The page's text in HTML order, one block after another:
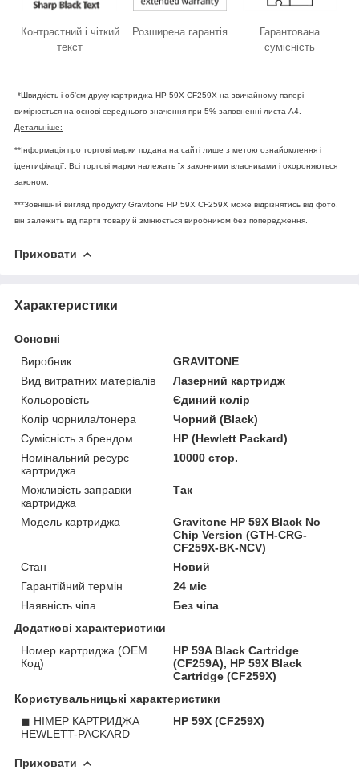
Контрастний і чіткий
текст
Розширена гарантія
Гарантована
сумісність
*Швидкість і об'єм друку картриджа HP 59X CF259X на звичайному папері
вимірюється на основі середнього значення при 5% заповненні листа А4.
Детальніше:
**Інформація про торгові марки подана на сайті лише з метою ознайомлення і
ідентифікації. Всі торгові марки належать їх законними власниками і охороняються
законом.
***Зовнішній вигляд продукту Gravitone HP 59X CF259X може відрізнятись від фото,
він залежить від партії товару й змінюється виробником без попередження.
Приховати
Характеристики
Основні
Виробник
GRAVITONE
Вид витратних матеріалів
Лазерний картридж
Кольоровість
Єдиний колір
Колір чорнила/тонера
Чорний (Black)
Сумісність з брендом
HP (Hewlett Packard)
Номінальний ресурс
картриджа
10000 стор.
Можливість заправки
картриджа
Так
Модель картриджа
Gravitone HP 59X Black No
Chip Version (GTH-CRG-
CF259X-BK-NCV)
Стан
Новий
Гарантійний термін
24 міс
Наявність чіпа
Без чіпа
Додаткові характеристики
Номер картриджа (OEM
Код)
HP 59A Black Cartridge
(CF259A), HP 59X Black
Cartridge (CF259X)
Користувальницькі характеристики
◼ НІМЕР КАРТРИДЖА
HEWLETT-PACKARD
HP 59X (CF259X)
Приховати